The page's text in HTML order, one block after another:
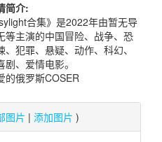
简介:
合集》是2022年由暂无导
等主演的中国冒险、战争、恐
、犯罪、悬疑、动作、科幻、
剧、爱情电影。
的俄罗斯COSER
图片 | 添加图片 )